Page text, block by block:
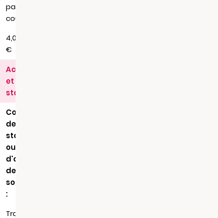
par
courrier
4,00
€
Actes
et
statuts
Copie
de
statuts
ou
d'acte
de
société
:
Transmission